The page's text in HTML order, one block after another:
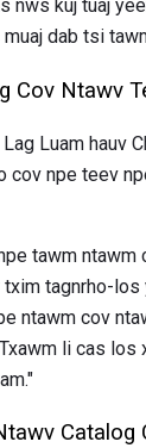
nws kuj tuaj
dab tsi
Cov Ntawv
Luam hauv
cov npe teev
tawm ntawm
tagnrho-
ntawm cov
li cas